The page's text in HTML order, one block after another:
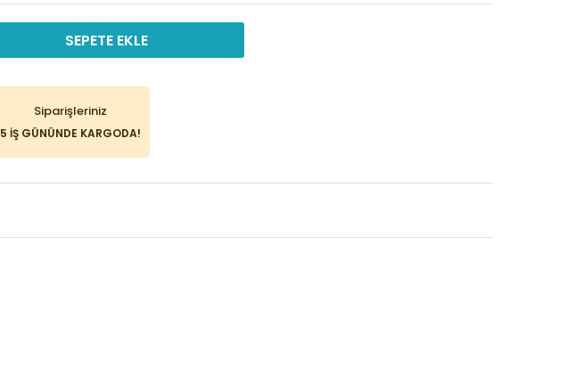
SEPETE EKLE
Siparişleriniz
5 İŞ GÜNÜNDE KARGODA!